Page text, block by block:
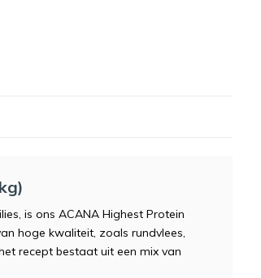
is ons ACANA Highest Protein
hoge kwaliteit, zoals rundvlees,
recept bestaat uit een mix van